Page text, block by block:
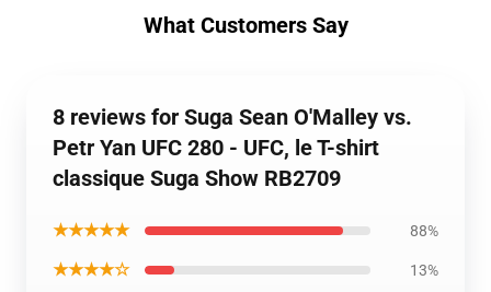
What Customers Say
8 reviews for Suga Sean O'Malley vs.
Petr Yan UFC 280 - UFC, le T-shirt
classique Suga Show RB2709
★★★★★ 88%
★★★★☆ 13%